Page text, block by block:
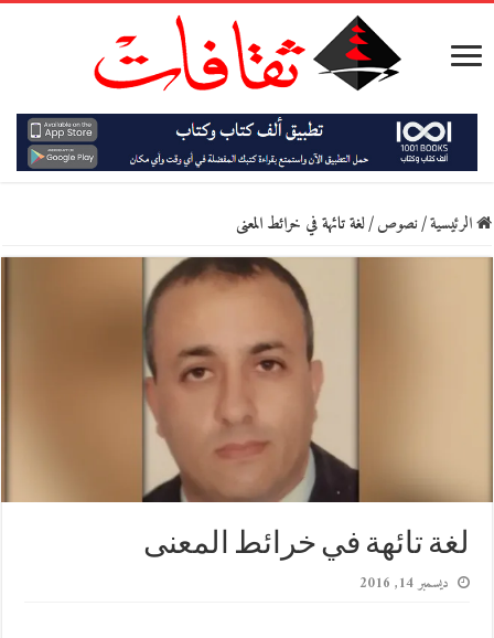
الرئيسية/نصوص/لغة تائهة في خرائط المعنى
لغة تائهة في خرائط المعنى
ديسمبر 14, 2016